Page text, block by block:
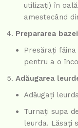
utilizați) în
amestecând
Prepararea
Presărați
pentru a o
Adăugarea
Adăugați
Turnați supa
leurda. Lăsați